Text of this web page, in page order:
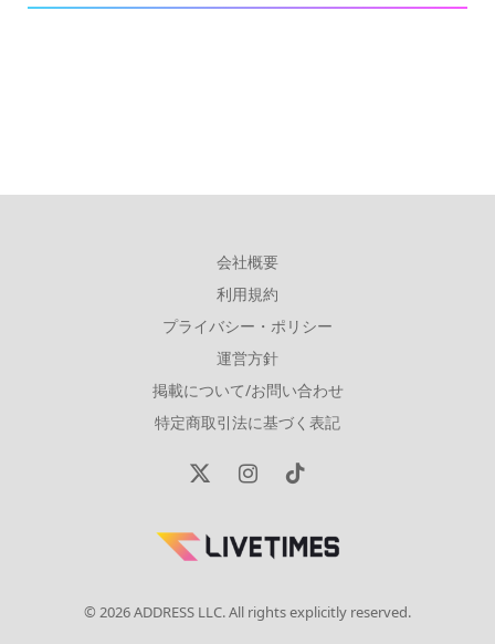
会社概要
利用規約
プライバシー・ポリシー
運営方針
掲載について/お問い合わせ
特定商取引法に基づく表記
X
InstagramTikTok
© 2026 ADDRESS LLC. All rights explicitly reserved.